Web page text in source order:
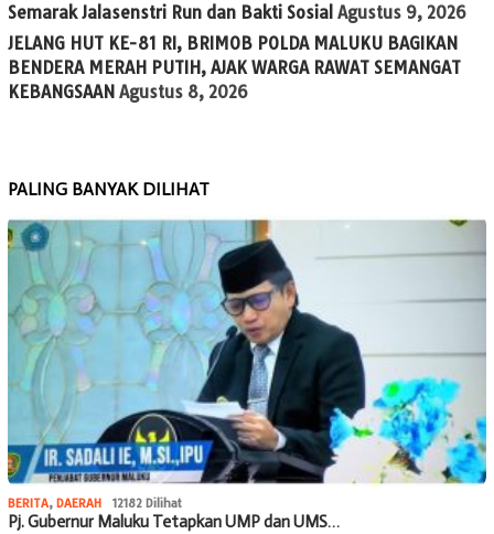
Semarak Jalasenstri Run dan Bakti Sosial Agustus 9, 2026
JELANG HUT KE-81 RI, BRIMOB POLDA MALUKU BAGIKAN
BENDERA MERAH PUTIH, AJAK WARGA RAWAT SEMANGAT
KEBANGSAAN Agustus 8, 2026
PALING BANYAK DILIHAT
BERITA, DAERAH 12182 Dilihat
Pj. Gubernur Maluku Tetapkan UMP dan UMS…